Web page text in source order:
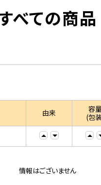
べての商品
由来
容
(包
情報はございません